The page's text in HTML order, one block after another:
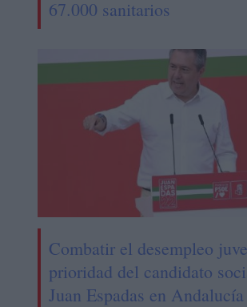
67.000 sanitarios
Combatir el desempleo
prioridad del candidato
Juan Espadas en Andalucía